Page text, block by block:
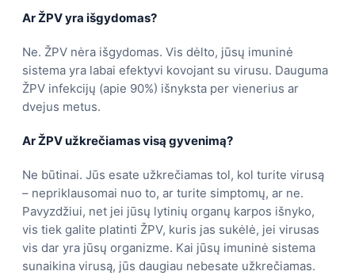
Ar ŽPV yra išgydomas?
Ne. ŽPV nėra išgydomas. Vis dėlto, jūsų imuninė
sistema yra labai efektyvi kovojant su virusu. Dauguma
ŽPV infekcijų (apie 90%) išnyksta per vienerius ar
dvejus metus.
Ar ŽPV užkrečiamas visą gyvenimą?
Ne būtinai. Jūs esate užkrečiamas tol, kol turite virusą
– nepriklausomai nuo to, ar turite simptomų, ar ne.
Pavyzdžiui, net jei jūsų lytinių organų karpos išnyko,
vis tiek galite platinti ŽPV, kuris jas sukėlė, jei virusas
vis dar yra jūsų organizme. Kai jūsų imuninė sistema
sunaikina virusą, jūs daugiau nebesate užkrečiamas.